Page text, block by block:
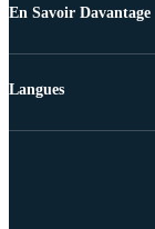
En Savoir Davantage
Langues